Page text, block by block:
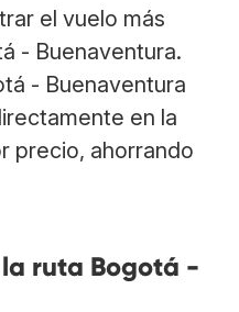
el vuelo más
- Buenaventura.
- Buenaventura
en la
precio, ahorrando
ruta Bogotá -